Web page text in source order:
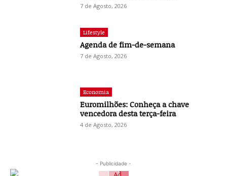
7 de Agosto, 2026
Lifestyle
Agenda de fim-de-semana
7 de Agosto, 2026
Economia
Euromilhões: Conheça a chave
vencedora desta terça-feira
4 de Agosto, 2026
- Publicidade -